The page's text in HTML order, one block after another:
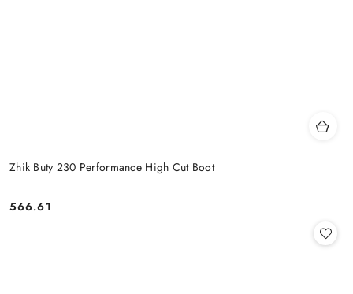
Zhik Buty 230 Performance High Cut Boot
Cena:
566.61